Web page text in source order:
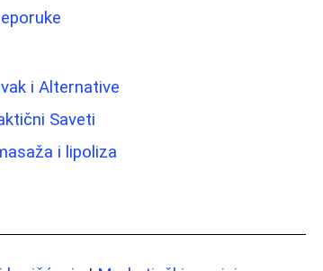
i Alternative
Saveti
i lipoliza